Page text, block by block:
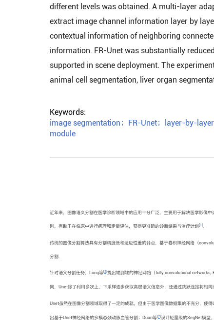
different levels was obtained. A multi-layer
extract image channel information layer by
contextual information of neighboring
information. FR-Unet was substantially
supported in scene deployment. The
animal cell segmentation, liver organ
Keywords:
image segmentation ； FR-Unet； layer-by-
module
近年来，图像语义分割在医学诊断领域中的应用十分广泛，主要用于解决医学影像
别，有助于在临床中进行病理和定量评估，获得更准确的诊断结果与治疗计划 [1].
传统的图像分割算法具有分割精度低和适应性差的弱点，基于卷积神经网络（
分割.
针对语义分割任务，Long等[2]提出端到端的神经网络（fully convolutional networks,
同，Unet除了利用多次上、下采样逐步获取高层语义信息外，还通过跳跃连接将相
Unet虽然在图像分割领域取得了一定的成就，但由于医学图像数据集的不充分，使
出基于Unet神经网络的多模态颈动脉血管分割；Duan等[7]设计轻量级的SegNet模型